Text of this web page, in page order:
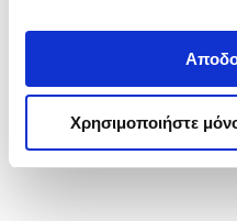
Χρησιμοποιήστε